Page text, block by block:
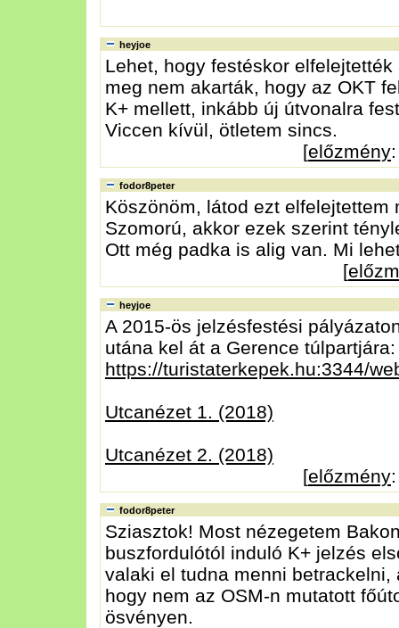
heyjoe
Lehet, hogy festéskor
meg nem akarták, hogy az OKT
K+ mellett, inkább új útvonalra
Viccen kívül, ötletem sincs.
[előzmény
fodor8peter
Köszönöm, látod ezt
Szomorú, akkor ezek szerint
Ott még padka is alig van. Mi
[
heyjoe
A 2015-ös jelzésfestési
utána kel át a Gerence túlpartjára:
https://turistaterkepek.hu:3344/
Utcanézet 1. (2018)
Utcanézet 2. (2018)
[előzmény
fodor8peter
Sziasztok! Most nézegetem
buszfordulótól induló K+ jelzés
valaki el tudna menni
hogy nem az OSM-n mutatott
ösvényen.